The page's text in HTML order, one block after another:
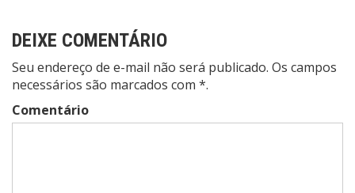
DEIXE COMENTÁRIO
Seu endereço de e-mail não será publicado. Os campos
necessários são marcados com *.
Comentário